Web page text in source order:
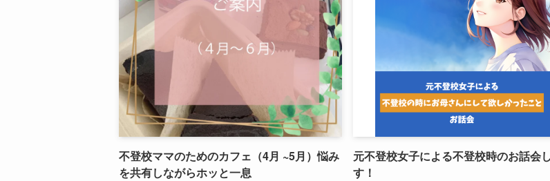
不登校ママのためのカフェ（4月 ~5月）悩み
を共有しながらホッと一息
元不登校女子による不登校時のお話会
す！